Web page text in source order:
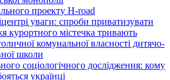
проекту H-road
уваги: спроби приватизувати
курортного містечка тривають
комунальної власності дитячо-
школи
соціологічного дослідження: кому
українці